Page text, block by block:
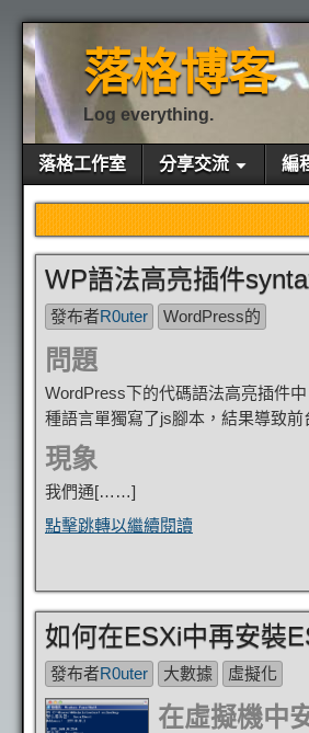
落格博客
Log everything.
落格工作室 分享交流 編
WP語法高亮插件
發布者R0uter WordPress的
問題
WordPress下的代碼語法高亮插件
種語言單獨寫了js腳本，結果導致
現象
我們通[……]
點擊跳轉以繼續閱讀
如何在ESXi中再安裝
發布者R0uter 大數據 虛擬化
在虛擬機中